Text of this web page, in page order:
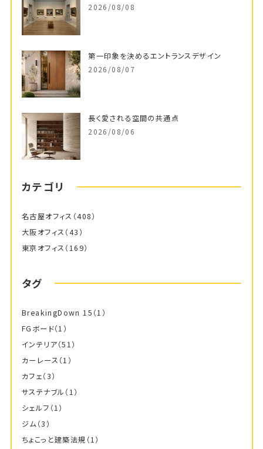
2026/08/08
第一印象を決めるエントランスデザイン
2026/08/07
長く愛される空間の共通点
2026/08/06
カテゴリ
名古屋オフィス （408）
大阪オフィス （43）
東京オフィス （169）
タグ
BreakingDown 15 （1）
FGボード（1）
インテリア（51）
カーレース （1）
カフェ（3）
サステナブル （1）
シェルフ （1）
ジム（3）
ちょこっと建築法規 （1）